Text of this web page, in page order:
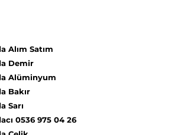
Alım Satım
Demir
Alüminyum
Bakır
Sarı
0536 975 04 26